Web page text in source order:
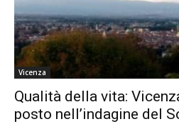
Vicenza
Qualità della vita:
posto nell’indagine del